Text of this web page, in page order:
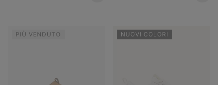
PIÙ VENDUTO NUOVI COLORI